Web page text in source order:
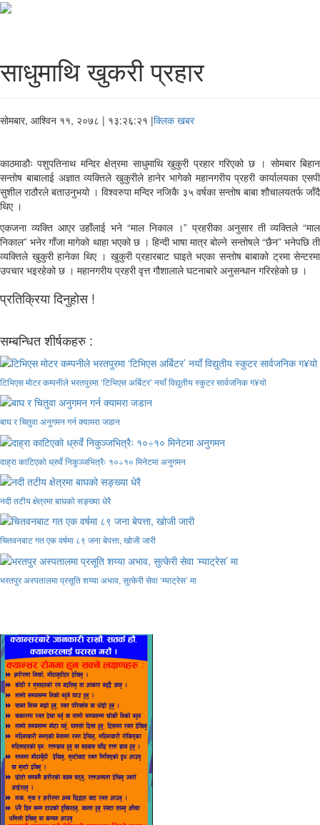
साधुमाथि खुकरी प्रहार
सोमबार, आश्विन ११, २०७८ | १३:२६:२१ |क्लिक खबर
काठमाडौः पशुपतिनाथ मन्दिर क्षेत्रमा साधुमाथि खुकुरी प्रहार गरिएको छ । सोमबार बिहान
सन्तोष बाबालाई अज्ञात व्यक्तिले खुकुरीले हानेर भागेको महानगरीय प्रहरी कार्यालयका एसपी
सुशील राठौरले बताउनुभयो । विश्वरुपा मन्दिर नजिकै ३५ वर्षका सन्तोष बाबा शौचालयतर्फ जाँदै
थिए ।
एकजना व्यक्ति आएर उहाँलाई भने “माल निकाल ।” प्रहरीका अनुसार ती व्यक्तिले “माल
निकाल” भनेर गाँजा मागेको थाहा भएको छ । हिन्दी भाषा मात्र बोल्ने सन्तोषले “छैन” भनेपछि ती
व्यक्तिले खुकुरी हानेका थिए । खुकुरी प्रहारबाट घाइते भएका सन्तोष बाबाको ट्रमा सेन्टरमा
उपचार भइरहेको छ । महानगरीय प्रहरी वृत्त गौशालाले घटनाबारे अनुसन्धान गरिरहेको छ ।
प्रतिक्रिया दिनुहोस !
सम्बन्धित शीर्षकहरु :
टिभिएस मोटर कम्पनीले भरतपुरमा ‘टिभिएस अर्बिटर’ नयाँ विद्युतीय स्कुटर सार्वजनिक ग¥यो
बाघ र चितुवा अनुगमन गर्न क्यामरा जडान
दाह्रा काटिएको ध्रुर्वे निकुञ्जभित्रैः १०÷१० मिनेटमा अनुगमन
नदी तटीय क्षेत्रमा बाघको सङ्ख्या धेरै
चितवनबाट गत एक वर्षमा ८९ जना बेपत्ता, खोजी जारी
भरतपुर अस्पतालमा प्रसूति शय्या अभाव, सुत्केरी सेवा ‘म्याट्रेस’ मा